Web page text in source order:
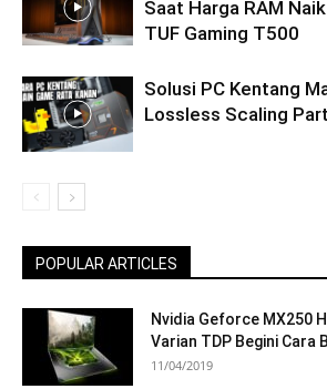
Saat Harga RAM
TUF Gaming T500
Solusi PC Kentang
Lossless Scaling
POPULAR ARTICLES
Nvidia Geforce MX250
Varian TDP Begini Cara
11/04/2019